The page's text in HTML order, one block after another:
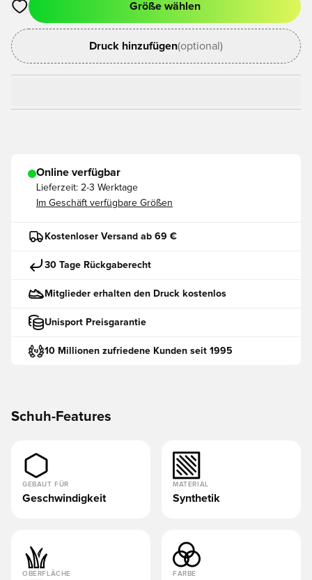
Öffnet ein neues Fenster zum Anmelden oder Registrieren
Größe wählen
Druck hinzufügen(optional)
Online verfügbar
Lieferzeit: 2-3 Werktage
Im Geschäft verfügbare Größen
Kostenloser Versand ab 69 €
30 Tage Rückgaberecht
Mitglieder erhalten den Druck kostenlos
Unisport Preisgarantie
10 Millionen zufriedene Kunden seit 1995
Schuh-Features
GEBAUT FÜR
Geschwindigkeit
MATERIAL
Synthetik
OBERFLÄCHE FARBE